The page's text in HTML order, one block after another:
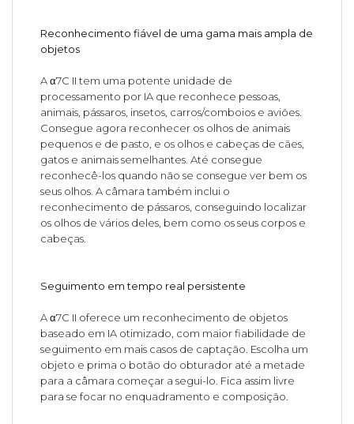
Reconhecimento fiável de uma gama mais ampla de
objetos
A α7C II tem uma potente unidade de
processamento por IA que reconhece pessoas,
animais, pássaros, insetos, carros/comboios e aviões.
Consegue agora reconhecer os olhos de animais
pequenos e de pasto, e os olhos e cabeças de cães,
gatos e animais semelhantes. Até consegue
reconhecê-los quando não se consegue ver bem os
seus olhos. A câmara também inclui o
reconhecimento de pássaros, conseguindo localizar
os olhos de vários deles, bem como os seus corpos e
cabeças.
Seguimento em tempo real persistente
A α7C II oferece um reconhecimento de objetos
baseado em IA otimizado, com maior fiabilidade de
seguimento em mais casos de captação. Escolha um
objeto e prima o botão do obturador até a metade
para a câmara começar a segui-lo. Fica assim livre
para se focar no enquadramento e composição.